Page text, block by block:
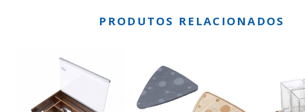
PRODUTOS RELACIONADOS